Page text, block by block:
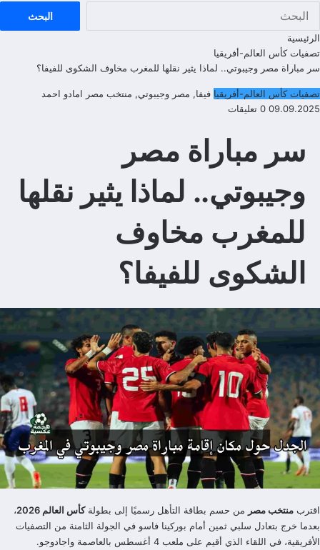
الرئيسية
تصفيات كأس العالم-أفريقيا
سر مباراة مصر وجيبوتي.. لماذا يثير نقلها للمغرب مخاوف الشكوى للفيفا؟
تصفيات كأس العالم-أفريقيا فيفا, مصر وجيبوتي, منتخب مصر امادو احمد
09.09.2025 0 تعليقات
سر مباراة مصر
وجيبوتي.. لماذا يثير نقلها
للمغرب مخاوف
الشكوى للفيفا؟
اقترب منتخب مصر من حسم بطاقة التأهل رسميًا إلى بطولةكأس العالم 2026
،
بعدما خرج بتعادل سلبي ثمين أمام بوركينا فاسو في الجولة الثامنة من التصفيات
الأفريقية، في اللقاء الذي أقيم على ملعب 4 أغسطس بالعاصمة واجادوجو.